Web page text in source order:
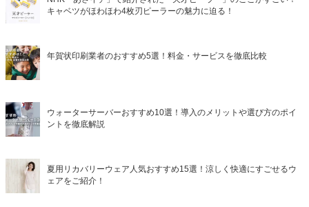
キャベツがほわほわ4枚刃ピーラーの魅力に迫る！
年賀状印刷業者のおすすめ5選！料金・サービスを徹底比較
ウォーターサーバーおすすめ10選！導入のメリットや選び方のポイ
ントを徹底解説
夏用リカバリーウェア人気おすすめ15選！涼しく快適にすごせるウ
ェアをご紹介！